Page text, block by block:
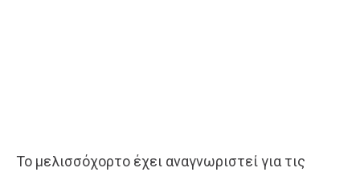
Το μελισσόχορτο έχει αναγνωριστεί για τις